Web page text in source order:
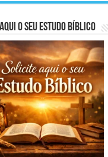
o seu Estudo Bíblico